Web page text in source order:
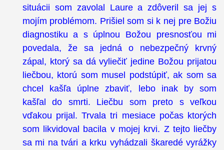
situácii som zavolal Laure a zdôveril sa jej s
mojím problémom. Prišiel som si k nej pre Božiu
diagnostiku a s úplnou Božou presnosťou mi
povedala, že sa jedná o nebezpečný krvný
zápal, ktorý sa dá vyliečiť jedine Božou prijatou
liečbou, ktorú som musel podstúpiť, ak som sa
chcel kašľa úplne zbaviť, lebo inak by som
kašľal do smrti. Liečbu som preto s veľkou
vďakou prijal. Trvala tri mesiace počas ktorých
som likvidoval bacila v mojej krvi. Z tejto liečby
sa mi na tvári a krku vyhádzali škaredé vyrážky